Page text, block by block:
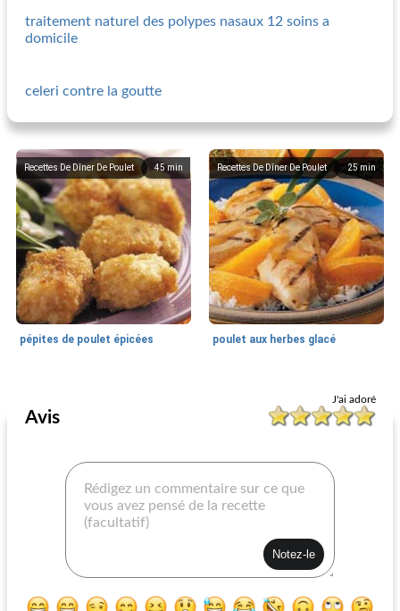
traitement naturel des polypes nasaux 12 soins a
domicile
celeri contre la goutte
45min
Recettes De Dîner De Poulet
pépites de poulet épicées
25min
Recettes De Dîner De Poulet
poulet aux herbes glacé
poulet en sauce crémeuse poulet de l'outback
J'ai adoré
Avis